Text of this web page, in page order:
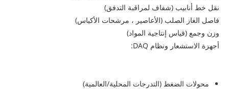
نقل خط أنابيب (شفاف لمراقبة التدفق)
فاصل الغاز الصلب (الأعاصير ، مرشحات الأكياس)
وزن وجمع (قياس إنتاجية المواد)
أجهزة الاستشعار ونظام DAQ:
محولات الضغط (التدرجات المحلية/العالمية)